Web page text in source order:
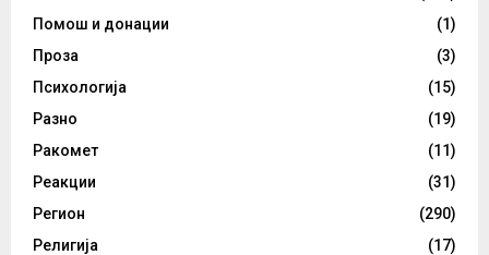
Помош и донации
(1)
Проза
(3)
Психологија
(15)
Разно
(19)
Ракомет
(11)
Реакции
(31)
Регион
(290)
Религија
(17)